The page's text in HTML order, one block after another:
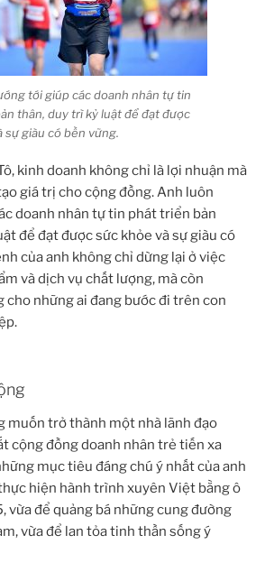
tới giúp các doanh nhân tự tin
thân, duy trì kỷ luật để đạt được
sự giàu có bền vững.
kinh doanh không chỉ là lợi nhuận mà
giá trị cho cộng đồng. Anh luôn
doanh nhân tự tin phát triển bản
để đạt được sức khỏe và sự giàu có
của anh không chỉ dừng lại ở việc
và dịch vụ chất lượng, mà còn
cho những ai đang bước đi trên con
muốn trở thành một nhà lãnh đạo
cộng đồng doanh nhân trẻ tiến xa
mục tiêu đáng chú ý nhất của anh
hiện hành trình xuyên Việt bằng ô
vừa để quảng bá những cung đường
vừa để lan tỏa tinh thần sống ý